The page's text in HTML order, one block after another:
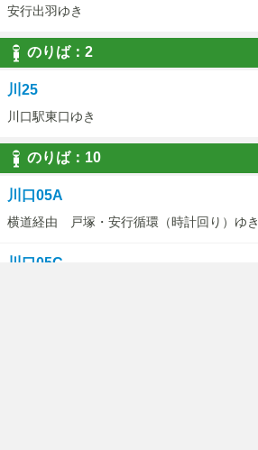
安行出羽ゆき
のりば：2
川25
川口駅東口ゆき
のりば：10
川口05A
横道経由 戸塚・安行循環（時計回り）ゆき
川口05C